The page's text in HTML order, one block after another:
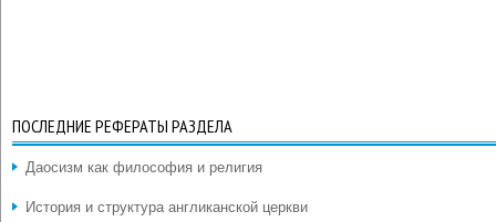
ПОСЛЕДНИЕ РЕФЕРАТЫ РАЗДЕЛА
Даосизм как философия и религия
История и структура англиканской церкви